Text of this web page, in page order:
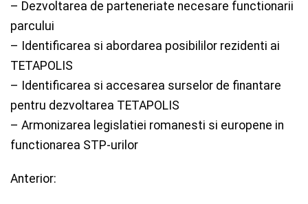
– Dezvoltarea de parteneriate necesare functionarii
parcului
– Identificarea si abordarea posibililor rezidenti ai
TETAPOLIS
– Identificarea si accesarea surselor de finantare
pentru dezvoltarea TETAPOLIS
– Armonizarea legislatiei romanesti si europene in
functionarea STP-urilor
Anterior: